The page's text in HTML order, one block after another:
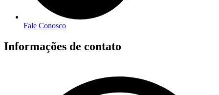
Fale Conosco
Informações de contato